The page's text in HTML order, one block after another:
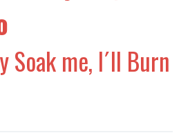
Soak me, I´ll Burn